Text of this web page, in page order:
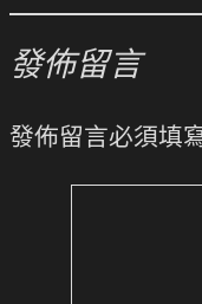
發佈留言
發佈留言必須填